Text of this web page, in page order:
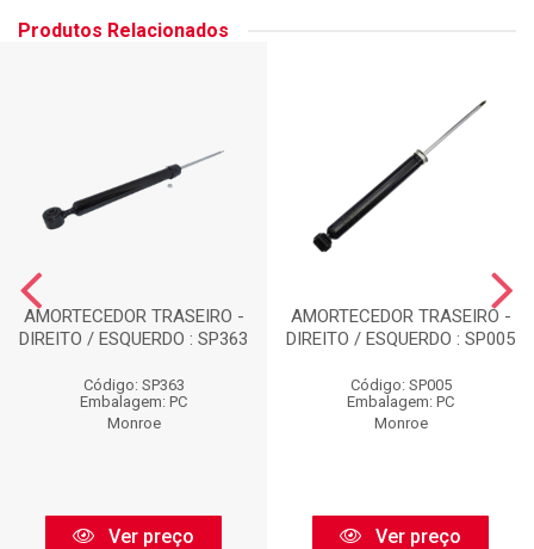
Produtos Relacionados
AMORTECEDOR TRASEIRO -
DIREITO / ESQUERDO : SP363
Código: SP363
Embalagem: PC
Monroe
Ver preço
AMORTECEDOR TRASEIRO -
DIREITO / ESQUERDO : SP005
Código: SP005
Embalagem: PC
Monroe
Ver preço